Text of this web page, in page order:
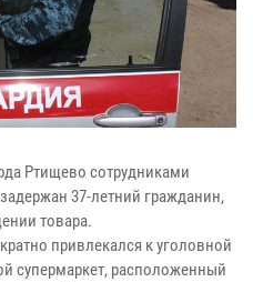
Ртищево сотрудниками
37-летний гражданин,
товара.
привлекался к уголовной
супермаркет, расположенный